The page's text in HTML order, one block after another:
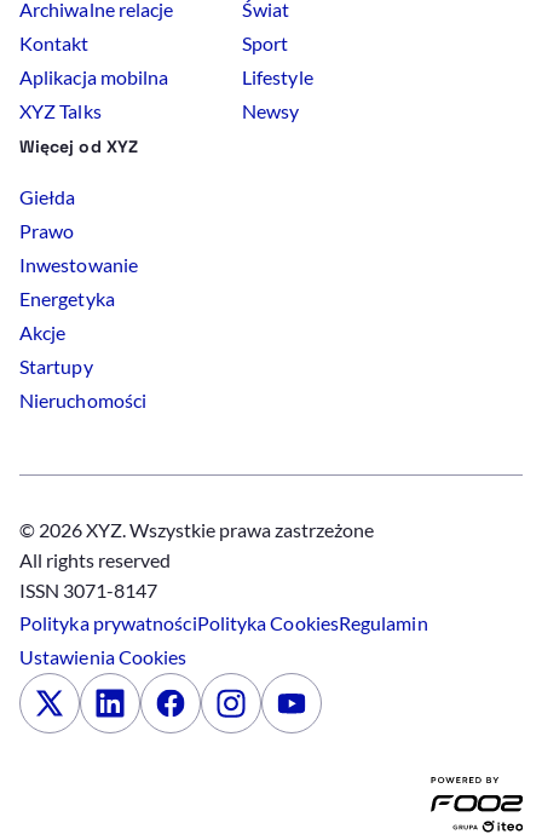
Archiwalne relacje
Kontakt
Aplikacja mobilna
XYZ Talks
Świat
Sport
Lifestyle
Newsy
Więcej od XYZ
Giełda
Prawo
Inwestowanie
Energetyka
Akcje
Startupy
Nieruchomości
© 2026 XYZ. Wszystkie prawa zastrzeżone
All rights reserved
ISSN 3071-8147
Polityka prywatnościPolitykaCookiesRegulamin
UstawieniaCookies
x LinkedinFacebookInstagramYoutube